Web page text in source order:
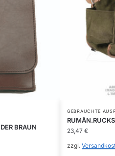
BRAUN
GEBRAUCHTE
23,47 €
zzgl.